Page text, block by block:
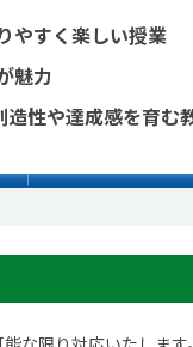
やすく楽しい授業
魅力
性や達成感を育む